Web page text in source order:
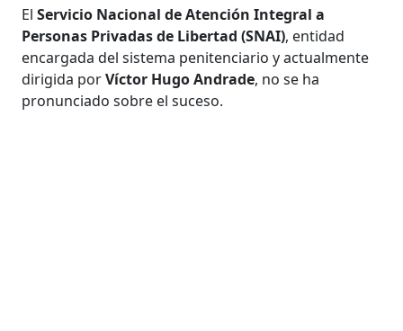
ElServicio Nacional de Atención Integral a
Personas Privadas de Libertad (SNAI), entidad
encargada del sistema penitenciario y actualmente
dirigida porVíctor Hugo Andrade, no se ha
pronunciado sobre el suceso.